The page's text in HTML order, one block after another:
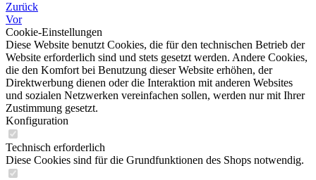
Zurück
Vor
Cookie-Einstellungen
Diese Website benutzt Cookies, die für den technischen Betrieb der
Website erforderlich sind und stets gesetzt werden. Andere Cookies,
die den Komfort bei Benutzung dieser Website erhöhen, der
Direktwerbung dienen oder die Interaktion mit anderen Websites
und sozialen Netzwerken vereinfachen sollen, werden nur mit Ihrer
Zustimmung gesetzt.
Konfiguration
Technisch erforderlich
Diese Cookies sind für die Grundfunktionen des Shops notwendig.